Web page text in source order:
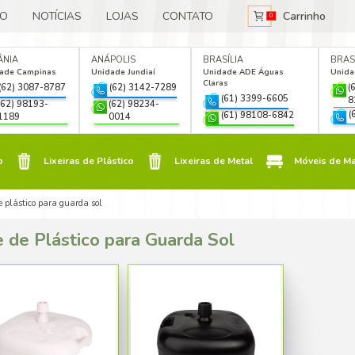
NÓS CATÁLOGO NOTÍCIAS LOJAS
Jardim
99310-2292
GOIÂNIA
Unidade Campinas
(62) 3087-8787
(62) 98193-
1189
ANÁPOLIS
Unidade
(62)
0014
Móveis de Madeira
Móveis de Plástico Lixeiras de Plástico
Base de Plástico para